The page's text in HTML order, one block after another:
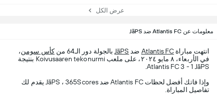
عرض الكل
معلومات عن Atlantis FC ضد JäPS
انتهت مباراة Atlantis FC ضد JäPS بالجولة دور الـ64 من كأس سومن،
في الأربعاء، ٨ مايو ٢٠٢٤، على ملعب Koivusaaren tekonurmi بنتيجة
Atlantis FC 3 - 1 JäPS.
وإذا فاتك أفضل لحظات Atlantis FC ضد JäPS ، 365Scores يقدم لك
تفاصيل المباراة.